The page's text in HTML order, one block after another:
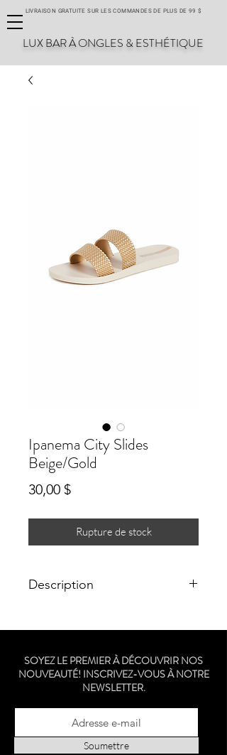
LIVRAISON GRATUITE SUR LES COMMANDES DE PLUS DE 99 $
LUX BAR À ONGLES & ESTHÉTIQUE
Ipanema City Slides
Beige/Gold
30,00 $Prix
Rupture de stock
Description
addition to Ipanema's slide sandal
athletic-inspired crossover slides, it
arrives with a modern and clean look.
SOYEZ LE PREMIER À DÉCOUVRIR NOS
NOUVEAUTÉ! INSCRIVEZ-VOUS À NOTRE
NEWSLETTER.
Soumettre